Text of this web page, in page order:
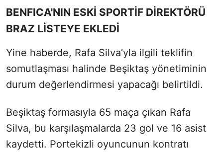
BENFICA'NIN ESKİ SPORTİF DİREKTÖRÜ
BRAZ LİSTEYE EKLEDİ
Yine haberde, Rafa Silva’yla ilgili teklifin
somutlaşması halinde Beşiktaş yönetiminin
durum değerlendirmesi yapacağı belirtildi.
Beşiktaş formasıyla 65 maça çıkan Rafa
Silva, bu karşılaşmalarda 23 gol ve 16 asist
kaydetti. Portekizli oyuncunun kontratı